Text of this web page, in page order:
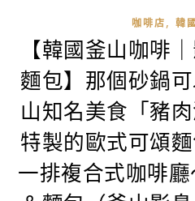
咖啡店, 韓
【韓國釜山咖啡
麵包】那個砂鍋
山知名美食「豬
特製的歐式可頌
一排複合式咖啡